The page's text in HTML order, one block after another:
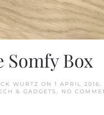
Somfy Box
WURTZ ON 1 APRIL 2016.
& GADGETS . NO